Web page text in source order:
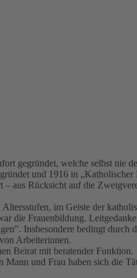
gegründet, welche selbst nie
und 1916 in
Rücksicht auf die
im Geiste der
die Frauenbildung.
Insbesondere bedingt durch
Arbeiterinnen.
Beirat mit beratender Funktion.
und Frau haben sich die